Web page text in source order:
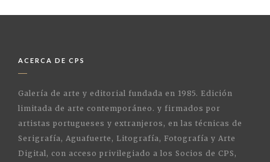
ACERCA DE CPS
Galería de arte y editorial fundada en 1985. Edición
limitada de arte contemporáneo. y firmados por
artistas portugueses y extranjeros, en las técnicas de
Serigrafía, Aguafuerte, Litografía, Fotografía y Arte
Digital, con acceso privilegiado a los Socios de CPS,